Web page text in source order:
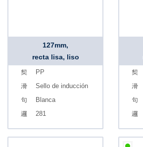
127mm,
recta lisa, liso
PP
Sello de inducción
Blanca
281